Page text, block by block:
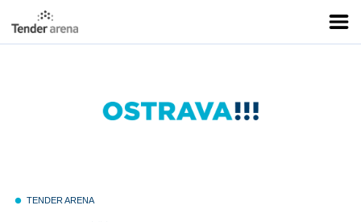
fiber_manual_record TENDER ARENA